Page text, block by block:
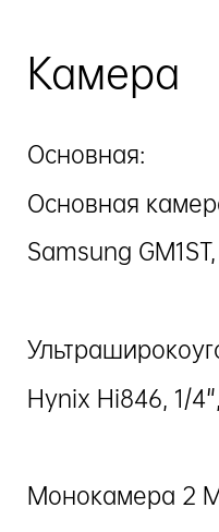
Камера
Основная:
Основная
Samsung
Hynix Hi846, 1/
Монокамера 2